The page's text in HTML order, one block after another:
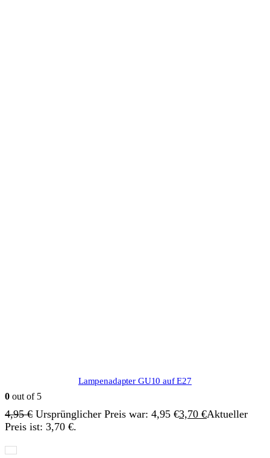
Lampenadapter GU10 auf E27
0 out of 5
4,95€ Ursprünglicher Preis war: 4,95 €3,70 €Aktueller
Preis ist: 3,70 €.